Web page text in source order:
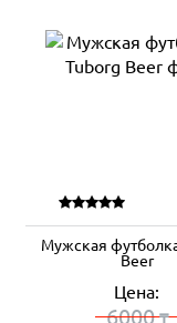
Мужская
Beer
Цена:
6000₸